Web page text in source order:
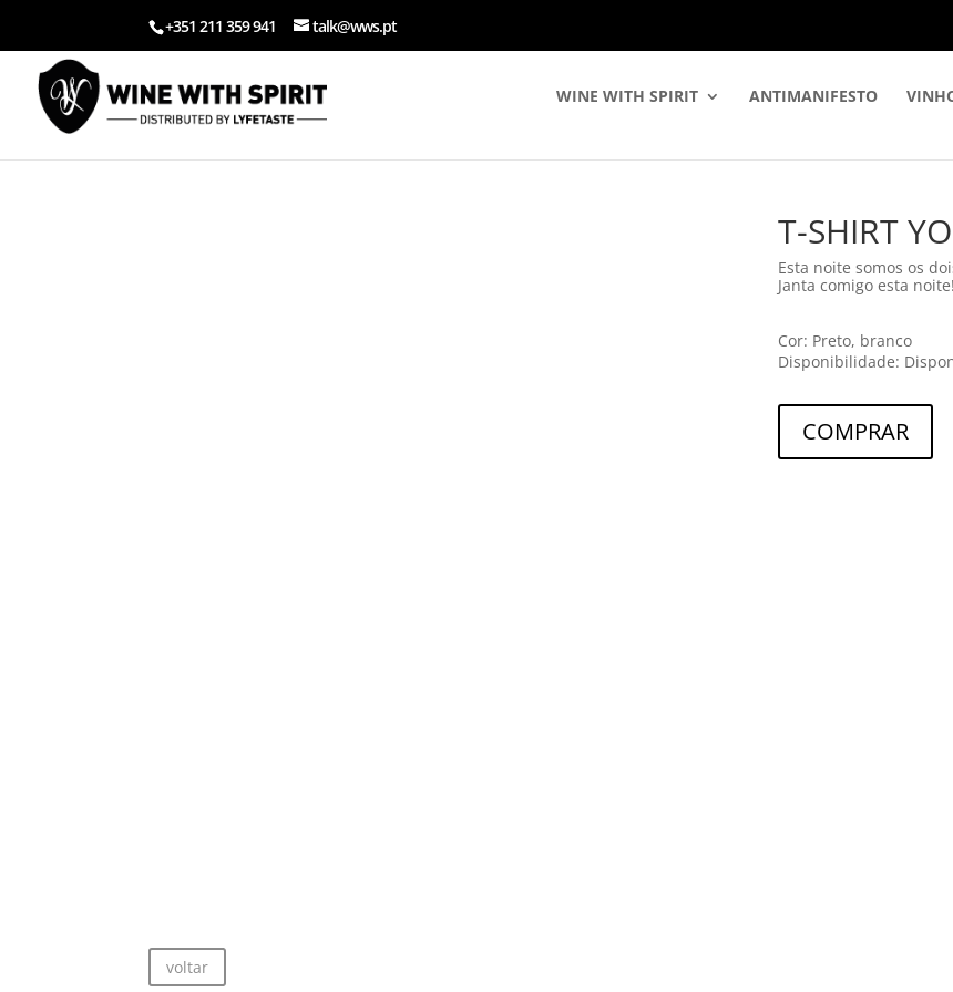
+351 211 359 941 talk@wws.pt
WINE WITH SPIRIT ANTIMANIFESTO
voltar
T-SHIRT
Esta noite somos os
Janta comigo esta noite!
Cor: Preto, branco
Disponibilidade:
COMPRAR